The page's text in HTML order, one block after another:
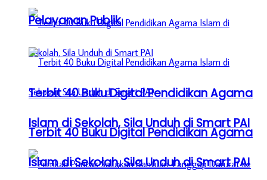
Terbit 40 Buku Digital Pendidikan Agama
Islam di Sekolah, Sila Unduh di Smart PAI
Pelayanan Publik
Terbit 40 Buku Digital Pendidikan Agama
Islam di Sekolah, Sila Unduh di Smart PAI